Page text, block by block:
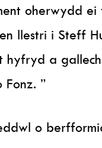
oherwydd
llestri i Steff
hyfryd a
”
o